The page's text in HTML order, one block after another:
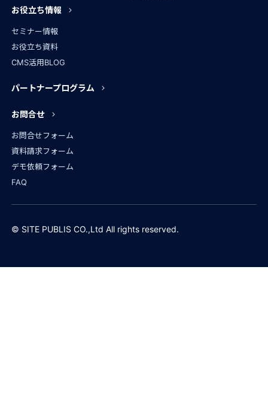
お役立ち情報
セミナー情報
お役立ち資料
CMS活用BLOG
パートナープログラム
お問合せ
お問合せフォーム
資料請求フォーム
デモ依頼フォーム
FAQ
© SITE PUBLIS CO.,Ltd All rights reserved.